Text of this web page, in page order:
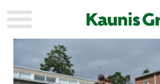
KAUPUNKI
AJANKOHTAISTA
AKTUELLT